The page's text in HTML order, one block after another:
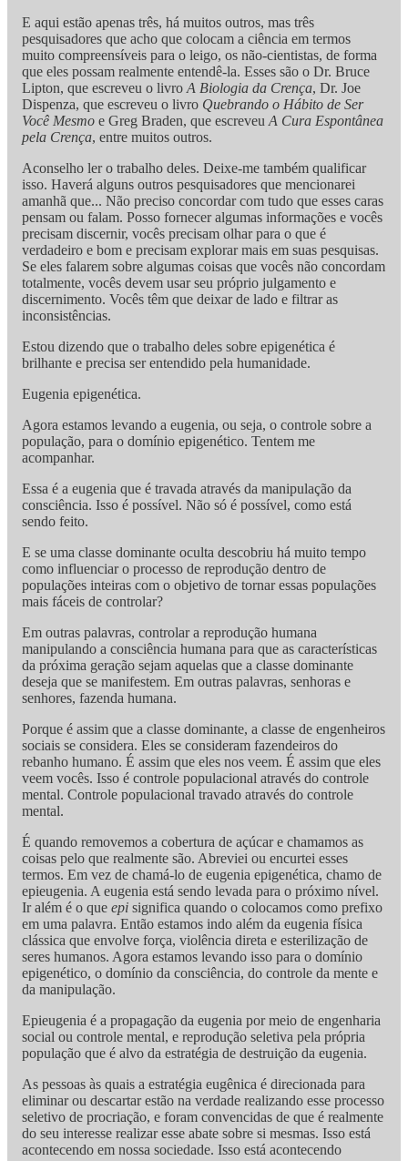
E aqui estão apenas três, há muitos outros, mas três
pesquisadores que acho que colocam a ciência em termos
muito compreensíveis para o leigo, os não-cientistas, de forma
que eles possam realmente entendê-la. Esses são o Dr. Bruce
Lipton, que escreveu o livro A Biologia da Crença, Dr. Joe
Dispenza, que escreveu o livro Quebrando o Hábito de Ser
Você Mesmo e Greg Braden, que escreveu A Cura Espontânea
pela Crença, entre muitos outros.
Aconselho ler o trabalho deles. Deixe-me também qualificar
isso. Haverá alguns outros pesquisadores que mencionarei
amanhã que... Não preciso concordar com tudo que esses caras
pensam ou falam. Posso fornecer algumas informações e vocês
precisam discernir, vocês precisam olhar para o que é
verdadeiro e bom e precisam explorar mais em suas pesquisas.
Se eles falarem sobre algumas coisas que vocês não concordam
totalmente, vocês devem usar seu próprio julgamento e
discernimento. Vocês têm que deixar de lado e filtrar as
inconsistências.
Estou dizendo que o trabalho deles sobre epigenética é
brilhante e precisa ser entendido pela humanidade.
Eugenia epigenética.
Agora estamos levando a eugenia, ou seja, o controle sobre a
população, para o domínio epigenético. Tentem me
acompanhar.
Essa é a eugenia que é travada através da manipulação da
consciência. Isso é possível. Não só é possível, como está
sendo feito.
E se uma classe dominante oculta descobriu há muito tempo
como influenciar o processo de reprodução dentro de
populações inteiras com o objetivo de tornar essas populações
mais fáceis de controlar?
Em outras palavras, controlar a reprodução humana
manipulando a consciência humana para que as características
da próxima geração sejam aquelas que a classe dominante
deseja que se manifestem. Em outras palavras, senhoras e
senhores, fazenda humana.
Porque é assim que a classe dominante, a classe de engenheiros
sociais se considera. Eles se consideram fazendeiros do
rebanho humano. É assim que eles nos veem. É assim que eles
veem vocês. Isso é controle populacional através do controle
mental. Controle populacional travado através do controle
mental.
É quando removemos a cobertura de açúcar e chamamos as
coisas pelo que realmente são. Abreviei ou encurtei esses
termos. Em vez de chamá-lo de eugenia epigenética, chamo de
epieugenia. A eugenia está sendo levada para o próximo nível.
Ir além é o que epi significa quando o colocamos como prefixo
em uma palavra. Então estamos indo além da eugenia física
clássica que envolve força, violência direta e esterilização de
seres humanos. Agora estamos levando isso para o domínio
epigenético, o domínio da consciência, do controle da mente e
da manipulação.
Epieugenia é a propagação da eugenia por meio de engenharia
social ou controle mental, e reprodução seletiva pela própria
população que é alvo da estratégia de destruição da eugenia.
As pessoas às quais a estratégia eugênica é direcionada para
eliminar ou descartar estão na verdade realizando esse processo
seletivo de procriação, e foram convencidas de que é realmente
do seu interesse realizar esse abate sobre si mesmas. Isso está
acontecendo em nossa sociedade. Isso está acontecendo